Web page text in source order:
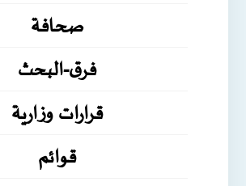
صحافة
فرق-البحث
قرارات وزارية
قوائم